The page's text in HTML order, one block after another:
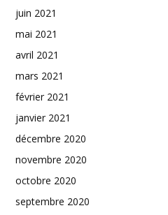
juin 2021
mai 2021
avril 2021
mars 2021
février 2021
janvier 2021
décembre 2020
novembre 2020
octobre 2020
septembre 2020